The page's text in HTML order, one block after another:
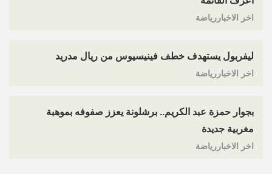
اخر الاخباررياضة
ليفربول يستهدف خطف فينيسيوس من ريال مدريد
اخر الاخباررياضة
بجوار حمزة عبد الكريم.. برشلونة يعزز صفوفه بموهبة
مغربية جديدة
اخر الاخباررياضة